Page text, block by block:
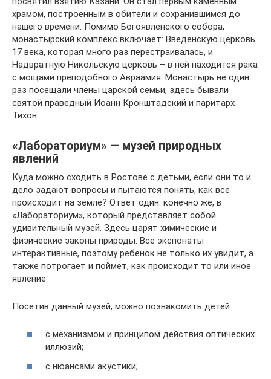
храмом, построенным в обители и сохранившимся до
нашего времени. Помимо Богоявленского собора,
монастырский комплекс включает: Введенскую церковь
17 века, которая много раз перестраивалась, и
Надвратную Никольскую церковь – в ней находится рака
с мощами преподобного Авраамия. Монастырь не один
раз посещали члены царской семьи, здесь бывали
святой праведный Иоанн Кронштадский и паритарх
Тихон.
«Лабораториум» — музей природных
явлений
Куда можно сходить в Ростове с детьми, если они то и
дело задают вопросы и пытаются понять, как все
происходит на земле? Ответ один: конечно же, в
«Лабораториум», который представляет собой
удивительный музей. Здесь царят химические и
физические законы природы. Все экспонаты
интерактивные, поэтому ребенок не только их увидит, а
также потрогает и поймет, как происходит то или иное
явление.
Посетив данный музей, можно познакомить детей:
с механизмом и принципом действия оптических
иллюзий;
с нюансами акустики;